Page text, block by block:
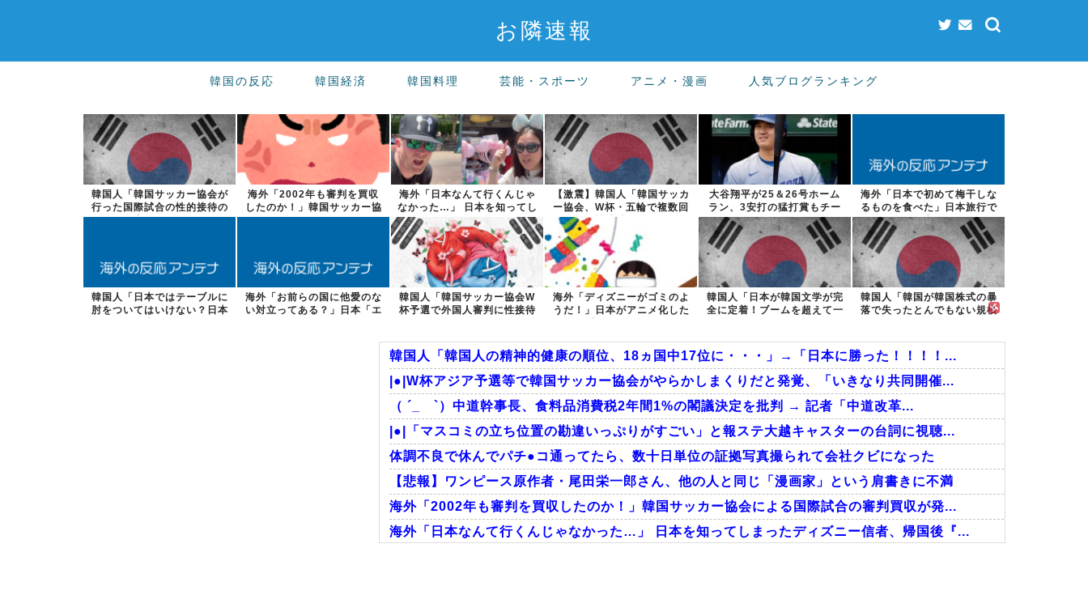
お隣速報
韓国の反応 韓国経済 韓国料理 芸能・スポーツ アニメ・漫画 人気ブログランキング
韓国人「韓国サッカー協会が
行った国際試合の性的接待の
全容がこちら...
海外「2002年も審判を買収
したのか！」韓国サッカー協
会による国...
海外「日本なんて行くんじゃ
なかった…」 日本を知ってし
まったディ...
【激震】韓国人「韓国サッカ
ー協会、W杯・五輪で複数回
の性接待を行...
大谷翔平が25＆26号ホーム
ラン、3安打の猛打賞もチー
ムはまさか...
海外「日本で初めて梅干しな
るものを食べた」日本旅行で
食べた変わっ...
韓国人「日本ではテーブルに
肘をついてはいけない？日本
海外「お前らの国に他愛のな
い対立ってある？」日本「エ
韓国人「韓国サッカー協会W
杯予選で外国人審判に性接待
海外「ディズニーがゴミのよ
うだ！」日本がアニメ化した
韓国人「日本が韓国文学が完
全に定着！ブームを超えて一
韓国人「韓国が韓国株式の暴
落で失ったとんでもない規模
韓国人「韓国人の精神的健康の順位、18ヵ国中17位に・・・」→「日本に勝った！！！！...
|●|W杯アジア予選等で韓国サッカー協会がやらかしまくりだと発覚、「いきなり共同開催...
（ ´_ゝ`）中道幹事長、食料品消費税2年間1%の閣議決定を批判 → 記者「中道改革...
|●|「マスコミの立ち位置の勘違いっぷりがすごい」と報ステ大越キャスターの台詞に視聴...
体調不良で休んでパチ●コ通ってたら、数十日単位の証拠写真撮られて会社クビになった
【悲報】ワンピース原作者・尾田栄一郎さん、他の人と同じ「漫画家」という肩書きに不満
海外「2002年も審判を買収したのか！」韓国サッカー協会による国際試合の審判買収が発...
海外「日本なんて行くんじゃなかった…」 日本を知ってしまったディズニー信者、帰国後『...